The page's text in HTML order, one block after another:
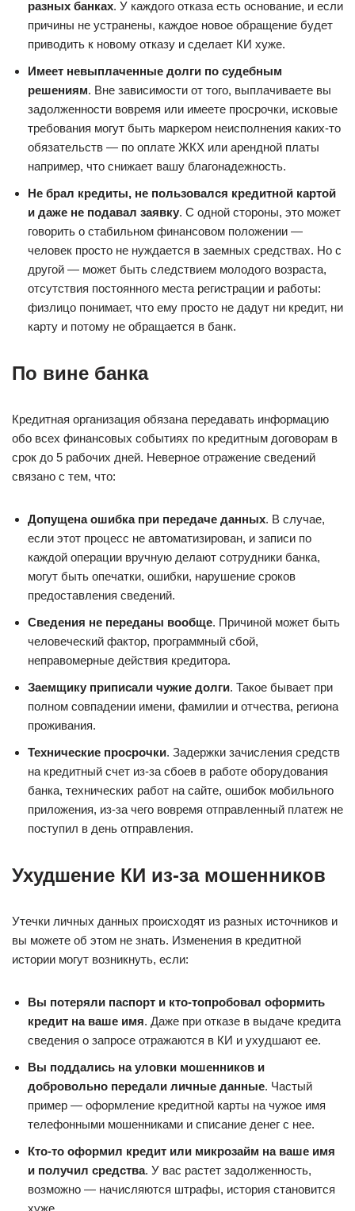
разных банках. У каждого отказа есть основание, и если
причины не устранены, каждое новое обращение будет
приводить к новому отказу и сделает КИ хуже.
Имеет невыплаченные долги по судебным
решениям. Вне зависимости от того, выплачиваете вы
задолженности вовремя или имеете просрочки, исковые
требования могут быть маркером неисполнения каких-то
обязательств — по оплате ЖКХ или арендной платы
например, что снижает вашу благонадежность.
Не брал кредиты, не пользовался кредитной картой
и даже не подавал заявку. С одной стороны, это может
говорить о стабильном финансовом положении —
человек просто не нуждается в заемных средствах. Но с
другой — может быть следствием молодого возраста,
отсутствия постоянного места регистрации и работы:
физлицо понимает, что ему просто не дадут ни кредит, ни
карту и потому не обращается в банк.
По вине банка
Кредитная организация обязана передавать информацию
обо всех финансовых событиях по кредитным договорам в
срок до 5 рабочих дней. Неверное отражение сведений
связано с тем, что:
Допущена ошибка при передаче данных. В случае,
если этот процесс не автоматизирован, и записи по
каждой операции вручную делают сотрудники банка,
могут быть опечатки, ошибки, нарушение сроков
предоставления сведений.
Сведения не переданы вообще. Причиной может быть
человеческий фактор, программный сбой,
неправомерные действия кредитора.
Заемщику приписали чужие долги. Такое бывает при
полном совпадении имени, фамилии и отчества, региона
проживания.
Технические просрочки. Задержки зачисления средств
на кредитный счет из-за сбоев в работе оборудования
банка, технических работ на сайте, ошибок мобильного
приложения, из-за чего вовремя отправленный платеж не
поступил в день отправления.
Ухудшение КИ из-за мошенников
Утечки личных данных происходят из разных источников и
вы можете об этом не знать. Изменения в кредитной
истории могут возникнуть, если:
Вы потеряли паспорт и кто-топробовал оформить
кредит на ваше имя. Даже при отказе в выдаче кредита
сведения о запросе отражаются в КИ и ухудшают ее.
Вы поддались на уловки мошенников и
добровольно передали личные данные. Частый
пример — оформление кредитной карты на чужое имя
телефонными мошенниками и списание денег с нее.
Кто-то оформил кредит или микрозайм на ваше имя
и получил средства. У вас растет задолженность,
возможно — начисляются штрафы, история становится
хуже.